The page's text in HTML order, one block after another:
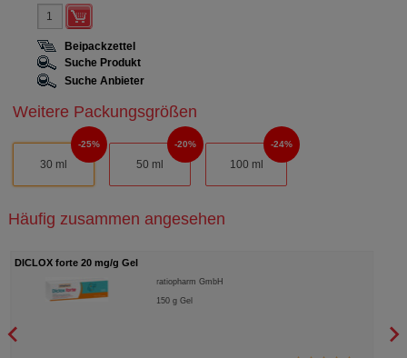
Beipackzettel
Suche Produkt
Suche Anbieter
Weitere Packungsgrößen
30 ml
25%
50 ml
20%
100 ml
24%
Häufig zusammen angesehen
DICLOX forte 20 mg/g Gel
ratiopharm GmbH
150g Gel